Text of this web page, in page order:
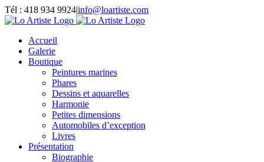
Passer
au
Tél : 418 934 9924|info@loartiste.com
Facebook
Instagram
Email
Pinterest
YouTube
Accueil
Galerie
Boutique
Peintures marines
Phares
Dessins et aquarelles
Harmonie
Petites dimensions
Automobiles d’exception
Livres
Présentation
Biographie